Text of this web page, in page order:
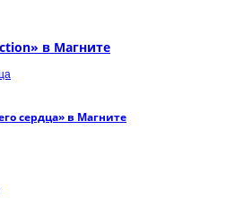
в Магните
сердца» в Магните